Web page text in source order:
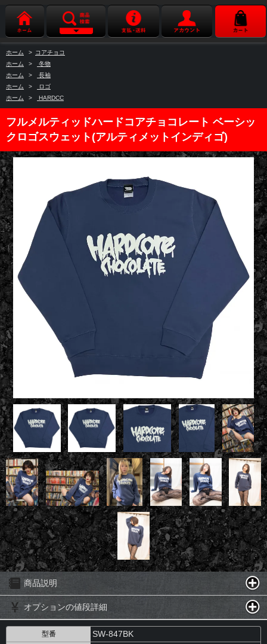
ホーム > コアチョコ
ホーム
>
冬物
ホーム
>
長袖
ホーム
>
ロゴ
ホーム
> HARDCC
フルメルティッドハードコアチョコレート ベーシッ
クロゴスウェット(アルティメットインディゴ)
商品説明
オプションの値段詳細
型番 SW-847BK